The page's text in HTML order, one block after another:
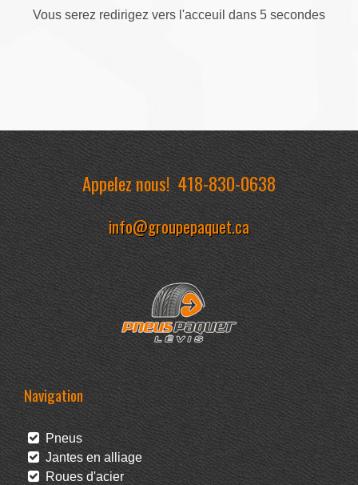
Vous serez redirigez vers l'acceuil dans 5 secondes
Appelez nous!418-830-0638
info@groupepaquet.ca
Navigation
Pneus
Jantes en alliage
Roues d'acier